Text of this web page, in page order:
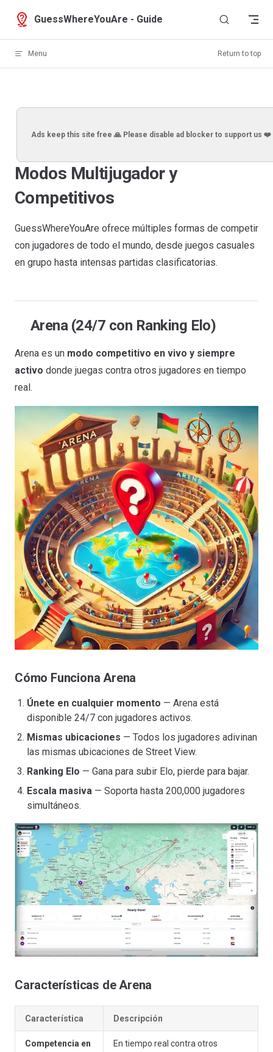
Skip to content
GuessWhereYouAre - Guide
Menu Return to top
Ads keep this site free 🙏 Please disable ad blocker to support us ❤️
Modos Multijugador y
Competitivos
GuessWhereYouAre ofrece múltiples formas de competir
con jugadores de todo el mundo, desde juegos casuales
en grupo hasta intensas partidas clasificatorias.
Arena (24/7 con Ranking Elo)
Arena es un modo competitivo en vivo y siempre
activo donde juegas contra otros jugadores en tiempo
real.
Cómo Funciona Arena
Únete en cualquier momento — Arena está
disponible 24/7 con jugadores activos.
Mismas ubicaciones — Todos los jugadores adivinan
las mismas ubicaciones de Street View.
Ranking Elo — Gana para subir Elo, pierde para bajar.
Escala masiva — Soporta hasta 200,000 jugadores
simultáneos.
Características de Arena
Característica Descripción
Competencia en
En tiempo real contra otros